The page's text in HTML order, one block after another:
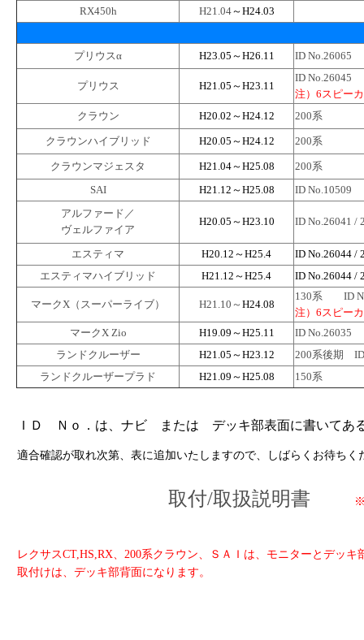
RX450h
H21.04～H24.03
プリウスα H23.05～H26.11 ID No.26065
プリウス H21.05～H23.11
ID No.26045
注）6スピー
クラウン
H20.02～H24.12 200系
クラウンハイブリッド H20.05～H24.12 200系
クラウンマジェスタ H21.04～H25.08
200系
SAI
H21.12～H25.08
ID No.10509
アルファード／
ヴェルファイア
H20.05～H23.10 ID No.26041 /
エスティマ H20.12～H25.4
ID No.26044 /
エスティマハイブリッド
H21.12～H25.4 ID No.26044 /
マークX（スーパーライブ） H21.10～ H24.08
130系 ID
注）6スピー
マークX Zio
H19.09～H25.11
ID No.26035
ランドクルーザー
H21.05～H23.12
200系後期 ID
ランドクルーザープラド
H21.09～H25.08 150系
ＩＤ Ｎｏ．は、ナビ または デッキ部表面に書いてあ
適合確認が取れ次第、表に追加いたしますので、しばらくお待ちく
取付/取扱説明書 ※取
レクサスCT,HS,RX、200系クラウン、ＳＡＩは、モニターとデッキ
取付けは、デッキ部背面になります。